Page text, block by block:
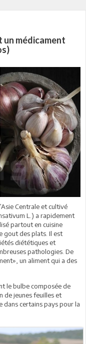
un médicament
Centrale et cultivé
L.) a rapidement
partout en cuisine
gout des plats. Il est
diététiques et
pathologies. De
un aliment qui a des
le bulbe composée de
de jeunes feuilles et
dans certains pays pour la